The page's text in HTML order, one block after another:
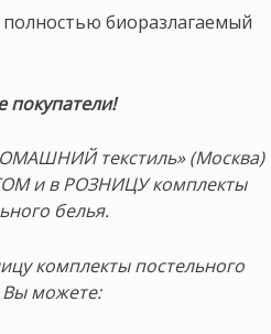
полностью биоразлагаемый
покупатели!
текстиль» (Москва)
и в РОЗНИЦУ комплекты
белья.
комплекты постельного
Вы можете: